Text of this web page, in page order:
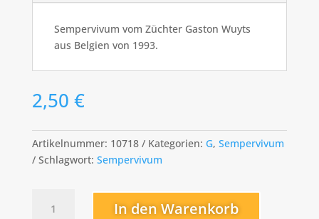
Sempervivum vom Züchter Gaston Wuyts
aus Belgien von 1993.
2,50 €
Artikelnummer: 10718 Kategorien: G, Sempervivum
Schlagwort: Sempervivum
Menge
In den Warenkorb